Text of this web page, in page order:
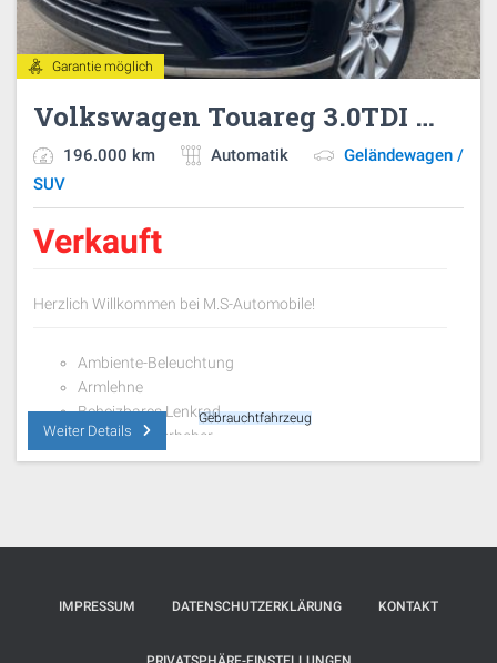
Garantie möglich
Volkswagen Touareg 3.0TDI 262PS
196.000 km Automatik
Geländewagen /
SUV
Verkauft
Herzlich Willkommen bei M.S-Automobile!
Ambiente-Beleuchtung
Armlehne
Beheizbares Lenkrad
Elektr. Fensterheber
Elektr. Heckklappe
Sitzbelüftung
Zentralverriegelung
Weiter Details
Gebrauchtfahrzeug
IMPRESSUM DATENSCHUTZERKLÄRUNG KONTAKT